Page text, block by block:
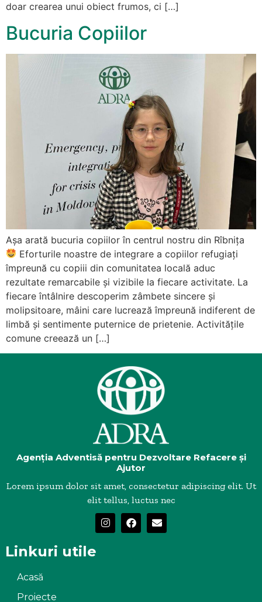
doar crearea unui obiect frumos, ci […]
Bucuria Copiilor
Așa arată bucuria copiilor în centrul nostru din Rîbnița
Eforturile noastre de integrare a copiilor refugiați
împreună cu copiii din comunitatea locală aduc
rezultate remarcabile și vizibile la fiecare activitate. La
fiecare întâlnire descoperim zâmbete sincere și
molipsitoare, mâini care lucrează împreună indiferent de
limbă și sentimente puternice de prietenie. Activitățile
comune creează un […]
Agenția Adventisă pentru Dezvoltare Refacere și
Ajutor
Lorem ipsum dolor sit amet, consectetur adipiscing elit. Ut
elit tellus, luctus nec
Linkuri utile
Acasă
Proiecte